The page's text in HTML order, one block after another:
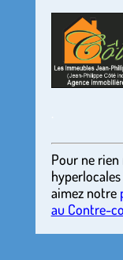
Pour ne
hyperlocales
aimez notre
au Contre-